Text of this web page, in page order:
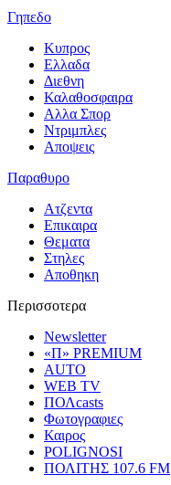
Γηπεδο
Κυπρος
Ελλαδα
Διεθνη
Καλαθοσφαιρα
Αλλα Σπορ
Ντριμπλες
Αποψεις
Παραθυρο
Ατζεντα
Επικαιρα
Θεματα
Στηλες
Αποθηκη
Περισσοτερα
Newsletter
«Π» PREMIUM
AUTO
WEB TV
ΠΟΛcasts
Φωτογραφιες
Καιρος
POLIGNOSI
ΠΟΛΙΤΗΣ 107.6 FM